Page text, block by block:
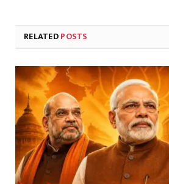
RELATEDPOSTS